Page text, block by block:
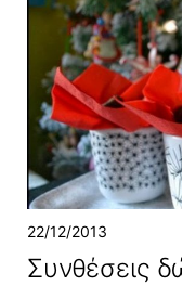
22/12/2013
Συνθέσεις